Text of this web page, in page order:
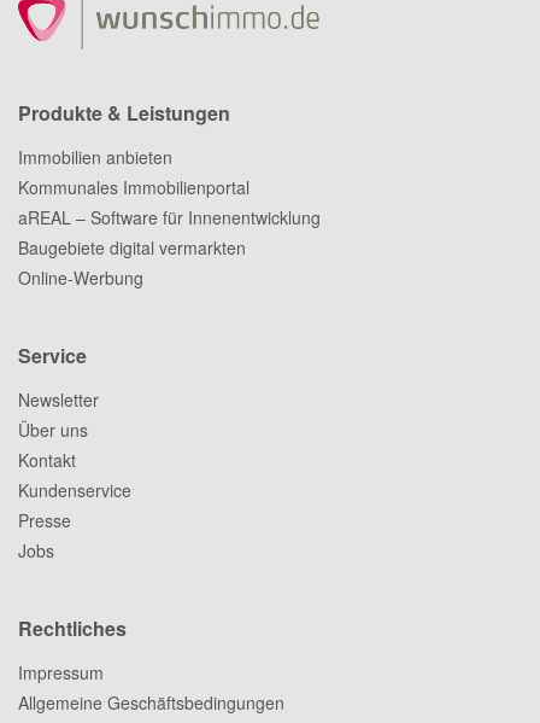
Produkte & Leistungen
Immobilien anbieten
Kommunales Immobilienportal
aREAL – Software für Innenentwicklung
Baugebiete digital vermarkten
Online-Werbung
Service
Newsletter
Über uns
Kontakt
Kundenservice
Presse
Jobs
Rechtliches
Impressum
Allgemeine Geschäftsbedingungen